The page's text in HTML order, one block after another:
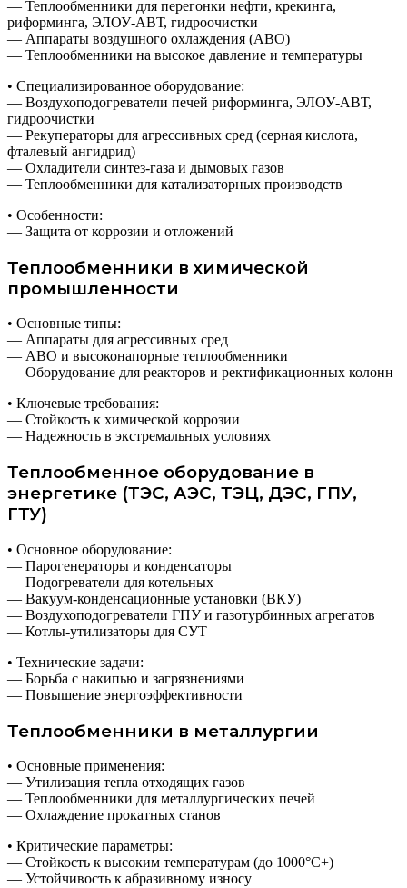
— Теплообменники для перегонки нефти, крекинга,
риформинга, ЭЛОУ-АВТ, гидроочистки
— Аппараты воздушного охлаждения (АВО)
— Теплообменники на высокое давление и температуры
• Специализированное оборудование:
— Воздухоподогреватели печей риформинга, ЭЛОУ-АВТ,
гидроочистки
— Рекуператоры для агрессивных сред (серная кислота,
фталевый ангидрид)
— Охладители синтез-газа и дымовых газов
— Теплообменники для катализаторных производств
• Особенности:
— Защита от коррозии и отложений
Теплообменники в химической
промышленности
• Основные типы:
— Аппараты для агрессивных сред
— АВО и высоконапорные теплообменники
— Оборудование для реакторов и ректификационных колонн
• Ключевые требования:
— Стойкость к химической коррозии
— Надежность в экстремальных условиях
Теплообменное оборудование в
энергетике (ТЭС, АЭС, ТЭЦ, ДЭС, ГПУ,
ГТУ)
• Основное оборудование:
— Парогенераторы и конденсаторы
— Подогреватели для котельных
— Вакуум-конденсационные установки (ВКУ)
— Воздухоподогреватели ГПУ и газотурбинных агрегатов
— Котлы-утилизаторы для СУТ
• Технические задачи:
— Борьба с накипью и загрязнениями
— Повышение энергоэффективности
Теплообменники в металлургии
• Основные применения:
— Утилизация тепла отходящих газов
— Теплообменники для металлургических печей
— Охлаждение прокатных станов
• Критические параметры:
— Стойкость к высоким температурам (до 1000°C+)
— Устойчивость к абразивному износу